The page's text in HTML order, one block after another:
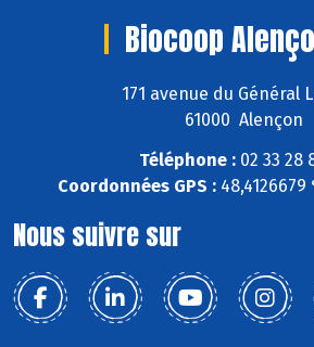
Biocoop
171 avenue du Général
61000 Alençon
Téléphone : 02 33 28
Coordonnées GPS : 48,4126679
Nous suivre sur